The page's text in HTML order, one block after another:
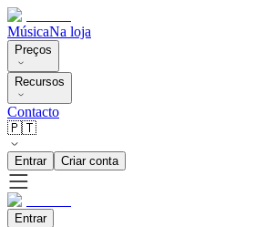
MúsicaNa loja
Preços
Recursos
Contacto
🇵🇹
Entrar Criar conta
Entrar